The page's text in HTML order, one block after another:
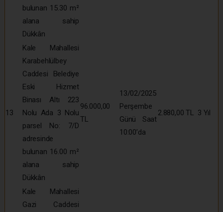
bulunan 15.30 m²
alana sahip
Dükkân
13
Kale Mahallesi
Karabehlülbey
Caddesi Belediye
Eski Hizmet
Binası Altı 223
Nolu Ada 3 Nolu
parsel No: 7/D
adresinde
bulunan 16.00 m²
alana sahip
Dükkân
96.000,00
TL
13/02/2025
Perşembe
Günü Saat
10:00’da
2.880,00 TL 3 Yıl
Kale Mahallesi
Gazi Caddesi